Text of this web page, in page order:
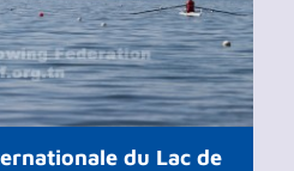
du Lac de